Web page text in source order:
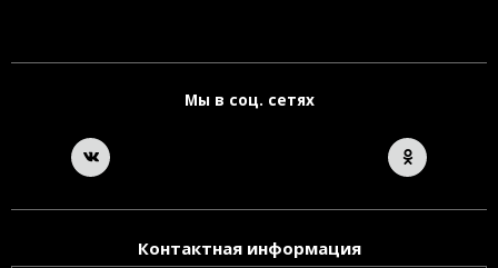
Мы в соц. сетях
Контактная информация